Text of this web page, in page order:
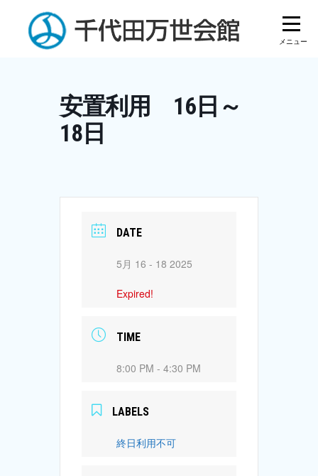
content
安置利用 16日～
18日
DATE
5月 16 - 18 2025
Expired!
TIME
8:00 PM - 4:30 PM
LABELS
終日利用不可